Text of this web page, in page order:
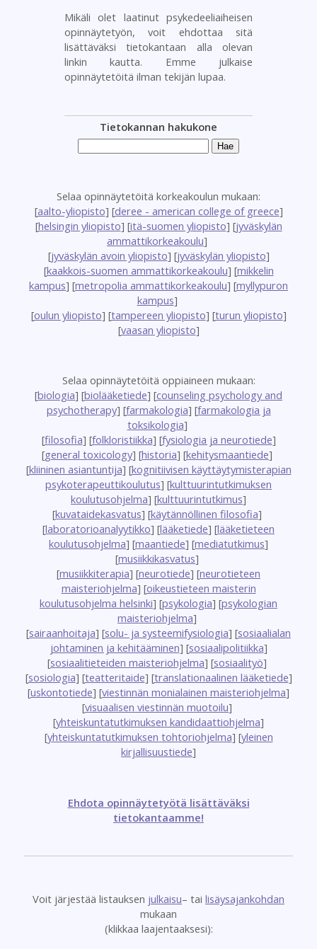
Mikäli olet laatinut psykedeeliaiheisen
opinnäytetyön, voit ehdottaa sitä
lisättäväksi tietokantaan alla olevan
linkin kautta. Emme julkaise
opinnäytetöitä ilman tekijän lupaa.
Tietokannan hakukone
Selaa opinnäytetöitä korkeakoulun mukaan:
[aalto-yliopisto] [deree - american college of greece]
[helsingin yliopisto] [itä-suomen yliopisto] [jyväskylän
ammattikorkeakoulu]
[jyväskylän avoin yliopisto] [jyväskylän yliopisto]
[kaakkois-suomen ammattikorkeakoulu] [mikkelin
kampus] [metropolia ammattikorkeakoulu] [myllypuron
kampus]
[oulun yliopisto] [tampereen yliopisto] [turun yliopisto]
[vaasan yliopisto]
Selaa opinnäytetöitä oppiaineen mukaan:
[biologia] [biolääketiede] [counseling psychology and
psychotherapy] [farmakologia] [farmakologia ja
toksikologia]
[filosofia] [folkloristiikka] [fysiologia ja neurotiede]
[general toxicology] [historia] [kehitysmaantiede]
[kliininen asiantuntija] [kognitiivisen käyttäytymisterapian
psykoterapeuttikoulutus] [kulttuurintutkimuksen
koulutusohjelma] [kulttuurintutkimus]
[kuvataidekasvatus] [käytännöllinen filosofia]
[laboratorioanalyytikko] [lääketiede] [lääketieteen
koulutusohjelma] [maantiede] [mediatutkimus]
[musiikkikasvatus]
[musiikkiterapia] [neurotiede] [neurotieteen
maisteriohjelma] [oikeustieteen maisterin
koulutusohjelma helsinki] [psykologia] [psykologian
maisteriohjelma]
[sairaanhoitaja] [solu- ja systeemifysiologia] [sosiaalialan
johtaminen ja kehitääminen] [sosiaalipolitiikka]
[sosiaalitieteiden maisteriohjelma] [sosiaalityö]
[sosiologia] [teatteritaide] [translationaalinen lääketiede]
[uskontotiede] [viestinnän monialainen maisteriohjelma]
[visuaalisen viestinnän muotoilu]
[yhteiskuntatutkimuksen kandidaattiohjelma]
[yhteiskuntatutkimuksen tohtoriohjelma] [yleinen
kirjallisuustiede]
Ehdota opinnäytetyötä lisättäväksi
tietokantaamme!
Voit järjestää listauksen julkaisu– tai lisäysajankohdan
mukaan
(klikkaa laajentaaksesi):